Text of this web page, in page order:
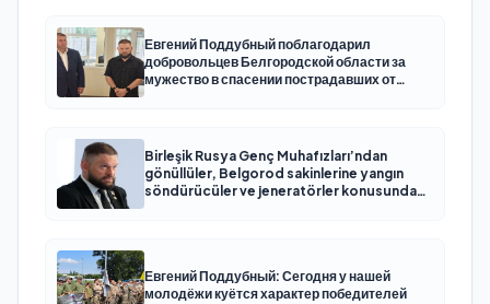
Евгений Поддубный поблагодарил
добровольцев Белгородской области за
мужество в спасении пострадавших от
Birleşik Rusya Genç Muhafızları’ndan
gönüllüler, Belgorod sakinlerine yangın
söndürücüler ve jeneratörler konusunda
Евгений Поддубный: Сегодня у нашей
молодёжи куётся характер победителей